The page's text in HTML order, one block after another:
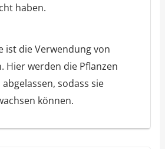
haben.
ist die Verwendung von
Hier werden die Pflanzen
sodass sie
können.